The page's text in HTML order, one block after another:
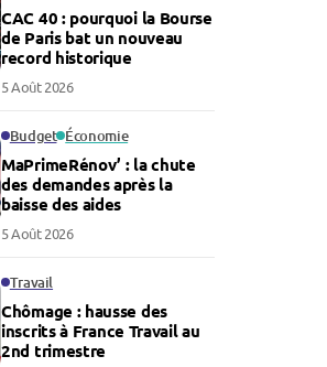
CAC 40 : pourquoi la Bourse
de Paris bat un nouveau
record historique
5 Août 2026
Budget Économie
MaPrimeRénov’ : la chute
des demandes après la
baisse des aides
5 Août 2026
Travail
Chômage : hausse des
inscrits à France Travail au
2nd trimestre